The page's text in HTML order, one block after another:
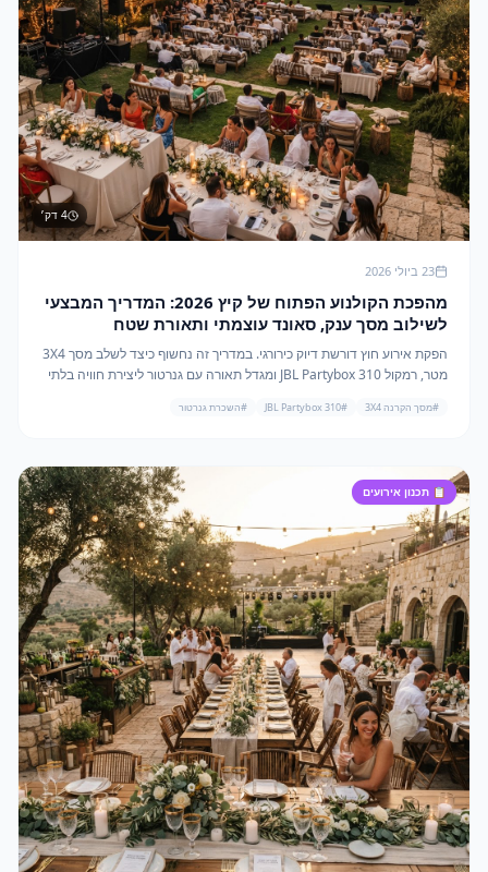
4 דק׳
23 ביולי 2026
מהפכת הקולנוע הפתוח של קיץ 2026: המדריך המבצעי
לשילוב מסך ענק, סאונד עוצמתי ותאורת שטח
הפקת אירוע חוץ דורשת דיוק כירורגי. במדריך זה נחשוף כיצד לשלב מסך 3X4
מטר, רמקול JBL Partybox 310 ומגדל תאורה עם גנרטור ליצירת חוויה בלתי
#מסך הקרנה 3X4 #
JBL Partybox 310
#השכרת גנרטור
📋 תכנון אירועים